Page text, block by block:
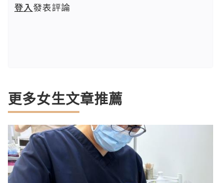
登入發表評論
更多女生文章推薦